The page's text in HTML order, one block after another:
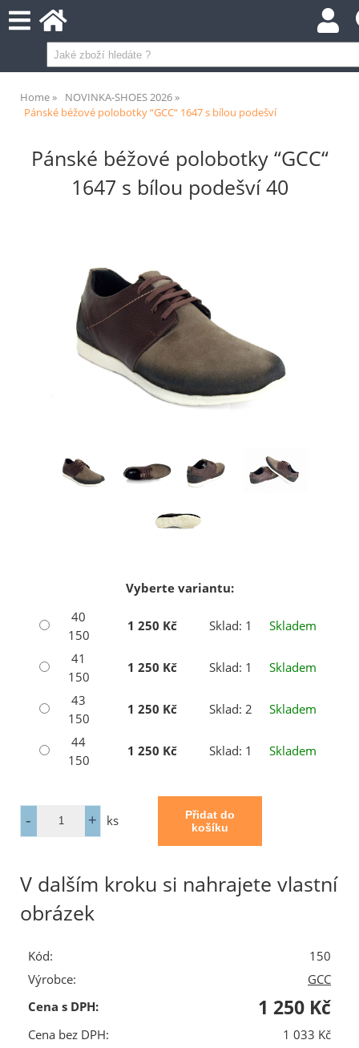
Home
NOVINKA-SHOES 2026
Pánské béžové polobotky “GCC“ 1647 s bílou podešví
Pánské béžové polobotky “GCC“
1647 s bílou podešví 40
Vyberte variantu:
40
150
1 250 Kč Sklad: 1
Skladem
41
150
1 250 Kč Sklad: 1
Skladem
43
150
1 250 Kč Sklad: 2
Skladem
44
150
1 250 Kč Sklad: 1 Skladem
ks
V dalším kroku si nahrajete vlastní
obrázek
Kód:
150
Výrobce:
GCC
Cena s DPH:
1 250 Kč
Cena bez DPH:
1 033 Kč